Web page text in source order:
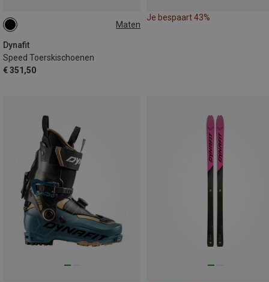
Maten
Dynafit
Speed Toerskischoenen
€ 351,50
Je bespaart 43%